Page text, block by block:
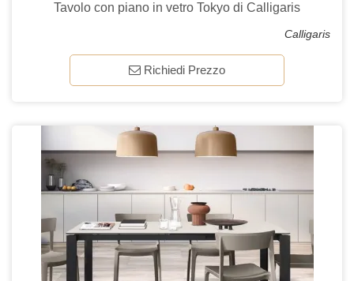
Tavolo con piano in vetro Tokyo di Calligaris
Calligaris
Richiedi Prezzo